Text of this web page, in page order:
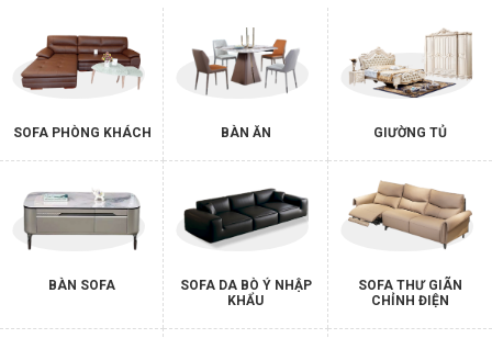
SOFA PHÒNG KHÁCH BÀN ĂN GIƯỜNG TỦ
BÀN SOFA
SOFA DA BÒ Ý NHẬP
KHẨU
SOFA THƯ GIÃN
CHỈNH ĐIỆN